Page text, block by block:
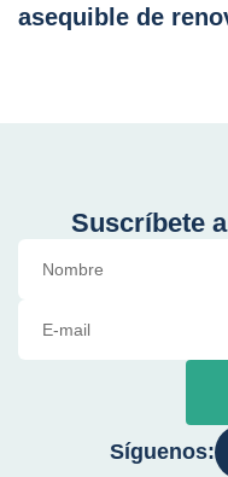
asequible de
Suscríbete
Síguenos: